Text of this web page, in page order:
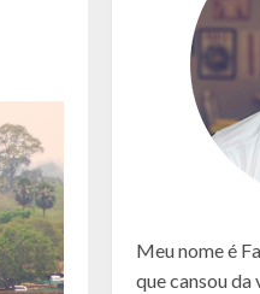
Meu nome é
que cansou